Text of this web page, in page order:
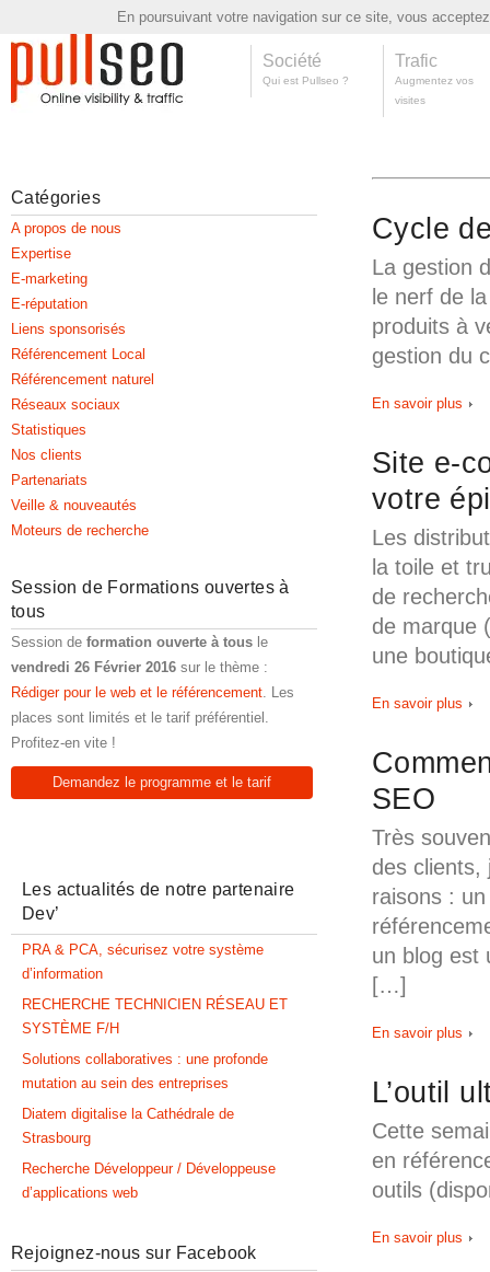
Société
Qui est Pullseo ?
Trafic
Augmentez vos
visites
Cycle
La gestion
le nerf de
produits à
gestion du
En savoir plus
Site e-
votre
Les
la toile et
de
de marque
une
En savoir plus
SEO
Très
des clients,
raisons :
un blog est
[…]
En savoir plus
L’outil
Cette
en
outils
En savoir plus
Catégories
A propos de nous
Expertise
E-marketing
E-réputation
Liens sponsorisés
Référencement Local
Référencement naturel
Réseaux sociaux
Statistiques
Nos clients
Partenariats
Veille & nouveautés
Moteurs de recherche
Session de Formations ouvertes à
tous
Session de formation ouverte à tous le
vendredi 26 Février 2016 sur le thème :
Rédiger pour le web et le référencement. Les
places sont limités et le tarif préférentiel.
Profitez-en vite !
Demandez le programme et le tarif
Les actualités de notre partenaire
Dev’
PRA & PCA, sécurisez votre système
d’information
RECHERCHE TECHNICIEN RÉSEAU ET
SYSTÈME F/H
Solutions collaboratives : une profonde
mutation au sein des entreprises
Diatem digitalise la Cathédrale de
Strasbourg
Recherche Développeur / Développeuse
d’applications web
Rejoignez-nous sur Facebook
En poursuivant votre navigation sur ce site, vous